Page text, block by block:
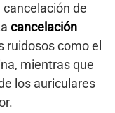
de
cancelación
ruidosos como el
mientras que
los auriculares